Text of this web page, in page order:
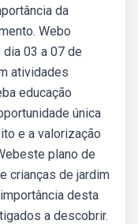
da
Webo
03 a 07 de
atividades
educação
única
e a valorização
plano de
crianças de jardim
desta
a descobrir.